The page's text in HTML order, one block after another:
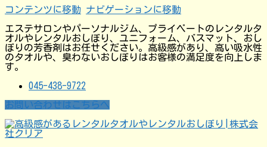
コンテンツに移動 ナビゲーションに移動
エステサロンやパーソナルジム、プライベートのレンタルタ
オルやレンタルおしぼり、ユニフォーム、バスマット、おし
ぼりの芳香剤はお任せください。高級感があり、高い吸水性
のタオルや、臭わないおしぼりはお客様の満足度を向上しま
す。
045-438-9722
お問い合わせはこちらへ